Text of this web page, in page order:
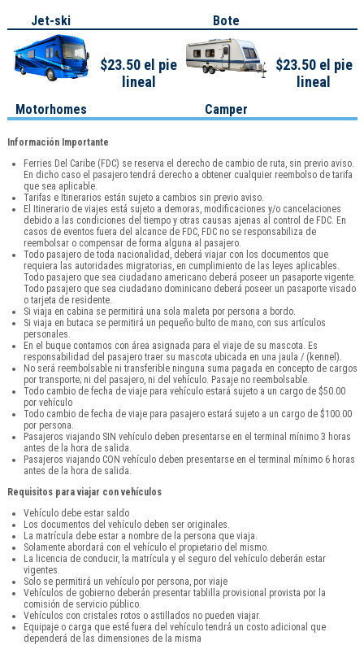
Jet-ski Bote
Motorhomes
$23.50 el pie
lineal
Camper
$23.50 el pie
lineal
Información Importante
Ferries Del Caribe (FDC) se reserva el derecho de cambio de ruta, sin previo aviso.
En dicho caso el pasajero tendrá derecho a obtener cualquier reembolso de tarifa
que sea aplicable.
Tarifas e Itinerarios están sujeto a cambios sin previo aviso.
El Itinerario de viajes está sujeto a demoras, modificaciones y/o cancelaciones
debido a las condiciones del tiempo y otras causas ajenas al control de FDC. En
casos de eventos fuera del alcance de FDC, FDC no se responsabiliza de
reembolsar o compensar de forma alguna al pasajero.
Todo pasajero de toda nacionalidad, deberá viajar con los documentos que
requiera las autoridades migratorias, en cumplimiento de las leyes aplicables.
Todo pasajero que sea ciudadano americano deberá poseer un pasaporte vigente.
Todo pasajero que sea ciudadano dominicano deberá poseer un pasaporte visado
o tarjeta de residente.
Si viaja en cabina se permitirá una sola maleta por persona a bordo.
Si viaja en butaca se permitirá un pequeño bulto de mano, con sus artículos
personales.
En el buque contamos con área asignada para el viaje de su mascota. Es
responsabilidad del pasajero traer su mascota ubicada en una jaula / (kennel).
No será reembolsable ni transferible ninguna suma pagada en concepto de cargos
por transporte; ni del pasajero, ni del vehículo. Pasaje no reembolsable.
Todo cambio de fecha de viaje para vehículo estará sujeto a un cargo de $50.00
por vehículo
Todo cambio de fecha de viaje para pasajero estará sujeto a un cargo de $100.00
por persona.
Pasajeros viajando SIN vehículo deben presentarse en el terminal mínimo 3 horas
antes de la hora de salida.
Pasajeros viajando CON vehículo deben presentarse en el terminal mínimo 6 horas
antes de la hora de salida.
Requisitos para viajar con vehículos
Vehículo debe estar saldo
Los documentos del vehículo deben ser originales.
La matrícula debe estar a nombre de la persona que viaja.
Solamente abordará con el vehículo el propietario del mismo.
La licencia de conducir, la matrícula y el seguro del vehículo deberán estar
vigentes.
Solo se permitirá un vehículo por persona, por viaje
Vehículos de gobierno deberán presentar tablilla provisional provista por la
comisión de servicio público.
Vehículos con cristales rotos o astillados no pueden viajar.
Equipaje o carga que esté fuera del vehículo tendrá un costo adicional que
dependerá de las dimensiones de la misma